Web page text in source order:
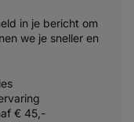
in je bericht om
we je sneller en
€ 45,-